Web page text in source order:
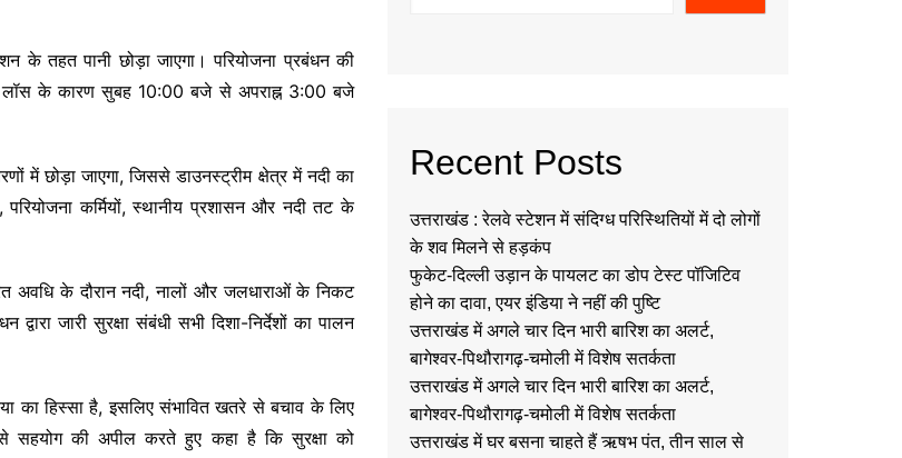
के तहत पानी छोड़ा जाएगा। परियोजना प्रबंधन की
लॉस के कारण सुबह 10:00 बजे से अपराह्न 3:00 बजे
में छोड़ा जाएगा, जिससे डाउनस्ट्रीम क्षेत्र में नदी का
कर्मियों, स्थानीय प्रशासन और नदी तट के
अवधि के दौरान नदी, नालों और जलधाराओं के निकट
जारी सुरक्षा संबंधी सभी दिशा-निर्देशों का पालन
का हिस्सा है, इसलिए संभावित खतरे से बचाव के लिए
सहयोग की अपील करते हुए कहा है कि सुरक्षा को
Recent Posts
उत्तराखंड : रेलवे स्टेशन में संदिग्ध परिस्थितियों में दो लोगों
के शव मिलने से हड़कंप
फुकेट-दिल्ली उड़ान के पायलट का डोप टेस्ट पॉजिटिव
होने का दावा, एयर इंडिया ने नहीं की पुष्टि
उत्तराखंड में अगले चार दिन भारी बारिश का अलर्ट,
बागेश्वर-पिथौरागढ़-चमोली में विशेष सतर्कता
उत्तराखंड में अगले चार दिन भारी बारिश का अलर्ट,
बागेश्वर-पिथौरागढ़-चमोली में विशेष सतर्कता
उत्तराखंड में घर बसना चाहते हैं ऋषभ पंत, तीन साल से